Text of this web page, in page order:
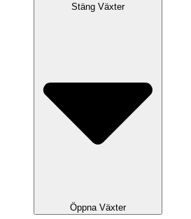
Stäng Växter
Öppna Växter